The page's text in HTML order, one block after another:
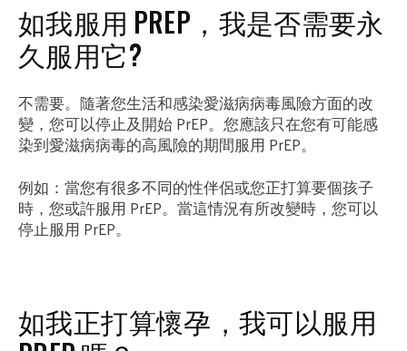
如我服用 PREP，我是否需要永
久服用它?
不需要。隨著您生活和感染愛滋病病毒風險方面的改
變，您可以停止及開始 PrEP。您應該只在您有可能感
染到愛滋病病毒的高風險的期間服用 PrEP。
例如：當您有很多不同的性伴侶或您正打算要個孩子
時，您或許服用 PrEP。當這情況有所改變時，您可以
停止服用 PrEP。
如我正打算懷孕，我可以服用